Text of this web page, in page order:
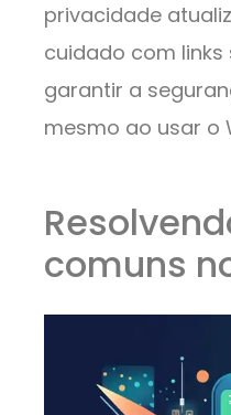
privacidade
cuidado com
garantir a
mesmo ao usar o
comuns